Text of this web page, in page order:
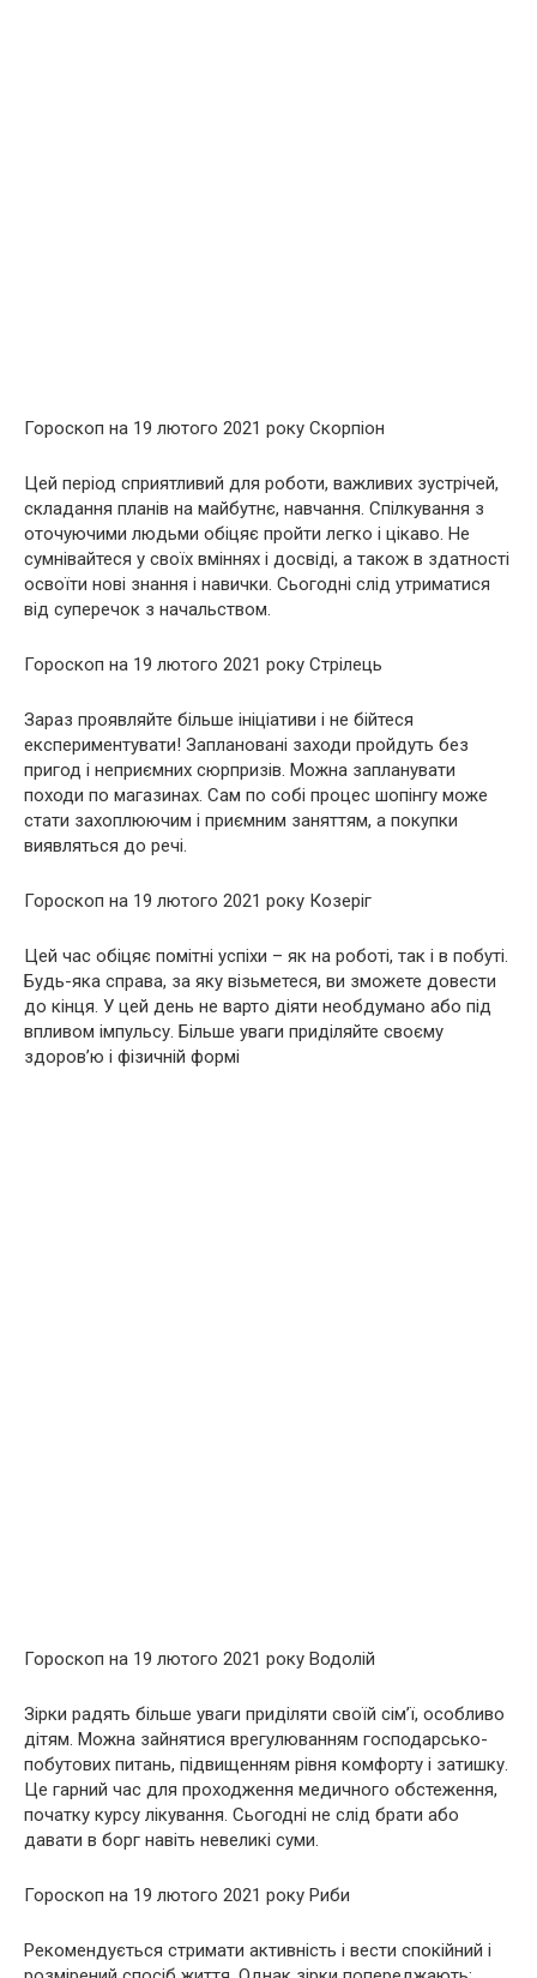
Гороскоп на 19 лютого 2021 року Скорпіон
Цей період сприятливий для роботи, важливих зустрічей,
складання планів на майбутнє, навчання. Спілкування з
оточуючими людьми обіцяє пройти легко і цікаво. Не
сумнівайтеся у своїх вміннях і досвіді, а також в здатності
освоїти нові знання і навички. Сьогодні слід утриматися
від суперечок з начальством.
Гороскоп на 19 лютого 2021 року Стрілець
Зараз проявляйте більше ініціативи і не бійтеся
експериментувати! Заплановані заходи пройдуть без
пригод і неприємних сюрпризів. Можна запланувати
походи по магазинах. Сам по собі процес шопінгу може
стати захоплюючим і приємним заняттям, а покупки
виявляться до речі.
Гороскоп на 19 лютого 2021 року Козеріг
Цей час обіцяє помітні успіхи – як на роботі, так і в побуті.
Будь-яка справа, за яку візьметеся, ви зможете довести
до кінця. У цей день не варто діяти необдумано або під
впливом імпульсу. Більше уваги приділяйте своєму
здоров’ю і фізичній формі
Гороскоп на 19 лютого 2021 року Водолій
Зірки радять більше уваги приділяти своїй сім’ї, особливо
дітям. Можна зайнятися врегулюванням господарсько-
побутових питань, підвищенням рівня комфорту і затишку.
Це гарний час для проходження медичного обстеження,
початку курсу лікування. Сьогодні не слід брати або
давати в борг навіть невеликі суми.
Гороскоп на 19 лютого 2021 року Риби
Рекомендується стримати активність і вести спокійний і